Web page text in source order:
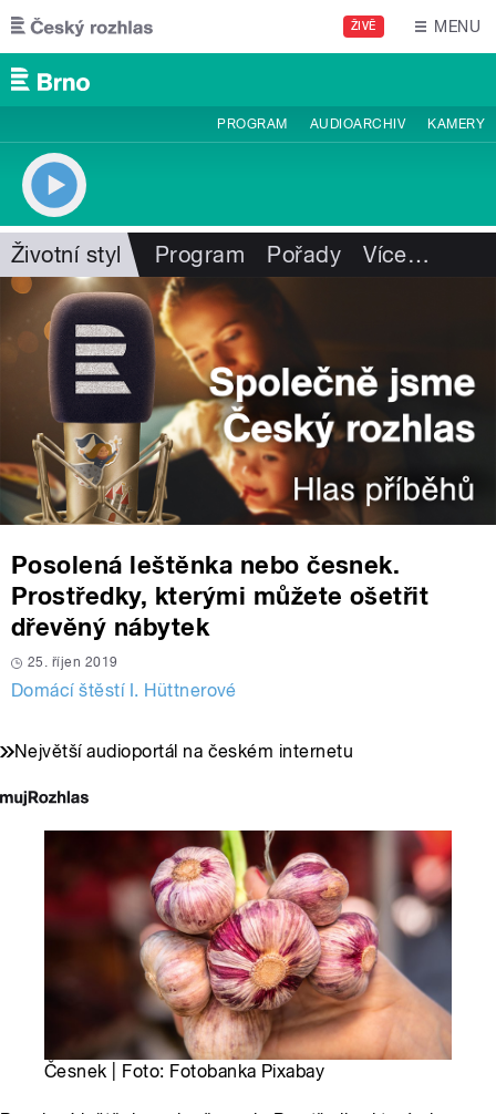
Přejít k hlavnímu obsahu
ŽIVĚ MENU
PROGRAM AUDIOARCHIV KAMERY
Životní styl Program Pořady Více…
Posolená leštěnka nebo česnek.
Prostředky, kterými můžete ošetřit
dřevěný nábytek
25. říjen 2019
Domácí štěstí I. Hüttnerové
Největší audioportál na českém internetu
Česnek | Foto: Fotobanka Pixabay